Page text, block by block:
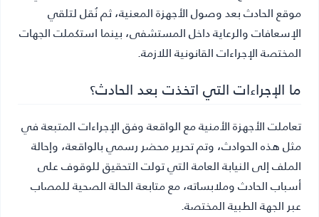
موقع الحادث بعد وصول الأجهزة المعنية، ثم نُقل لتلقي
الإسعافات والرعاية داخل المستشفى، بينما استكملت الجهات
المختصة الإجراءات القانونية اللازمة.
ما الإجراءات التي اتخذت بعد الحادث؟
تعاملت الأجهزة الأمنية مع الواقعة وفق الإجراءات المتبعة في
مثل هذه الحوادث، وتم تحرير محضر رسمي بالواقعة، وإحالة
الملف إلى النيابة العامة التي تولت التحقيق للوقوف على
أسباب الحادث وملابساته، مع متابعة الحالة الصحية للمصاب
عبر الجهة الطبية المختصة.